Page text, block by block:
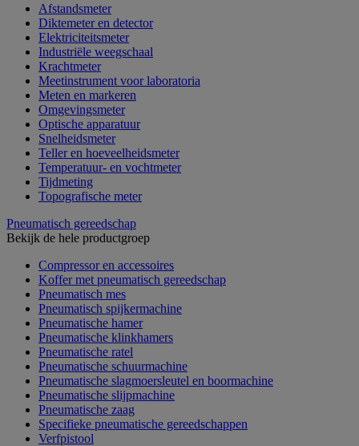
Afstandsmeter
Diktemeter en detector
Elektriciteitsmeter
Industriële weegschaal
Krachtmeter
Meetinstrument voor laboratoria
Meten en markeren
Omgevingsmeter
Optische apparatuur
Snelheidsmeter
Teller en hoeveelheidsmeter
Temperatuur- en vochtmeter
Tijdmeting
Topografische meter
Pneumatisch gereedschap
Bekijk de hele productgroep
Compressor en accessoires
Koffer met pneumatisch gereedschap
Pneumatisch mes
Pneumatisch spijkermachine
Pneumatische hamer
Pneumatische klinkhamers
Pneumatische ratel
Pneumatische schuurmachine
Pneumatische slagmoersleutel en boormachine
Pneumatische slijpmachine
Pneumatische zaag
Specifieke pneumatische gereedschappen
Verfpistool